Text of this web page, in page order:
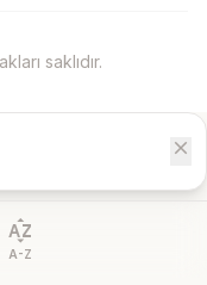
saklıdır.
close
sort_by_alpha
A-Z